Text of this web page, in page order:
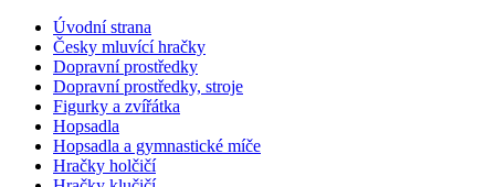
Úvodní strana
Česky mluvící hračky
Dopravní prostředky
Dopravní prostředky, stroje
Figurky a zvířátka
Hopsadla
Hopsadla a gymnastické míče
Hračky holčičí